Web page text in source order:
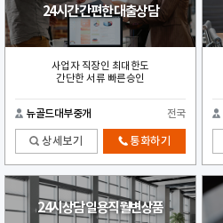
24시간 간편한 대출상담
사업자 직장인 최대한도
간단한 서류 빠른승인
뉴골드대부중개 전국
상세보기 통화하기
24시상담 일용직월변상품